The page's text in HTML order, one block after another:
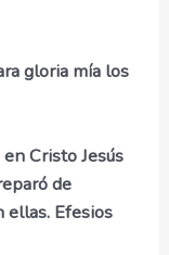
gloria mía los
Cristo Jesús
de
ellas. Efesios